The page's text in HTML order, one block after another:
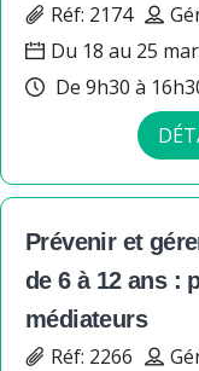
Réf: 2174
Du 18 au 25
De 9h30 à
Prévenir et
de 6 à 12 ans :
médiateurs
Réf: 2266